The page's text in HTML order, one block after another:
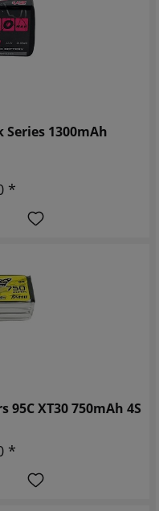
1300mAh
*
XT30 750mAh 4S
*